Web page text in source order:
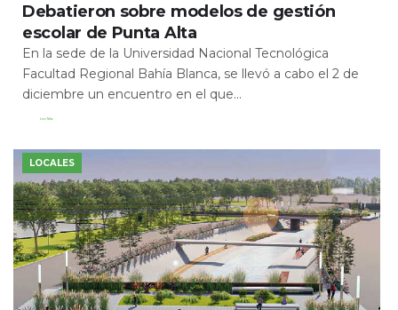
Debatieron sobre modelos de gestión
escolar de Punta Alta
En la sede de la Universidad Nacional Tecnológica
Facultad Regional Bahía Blanca, se llevó a cabo el 2 de
diciembre un encuentro en el que...
Leer Más
LOCALES